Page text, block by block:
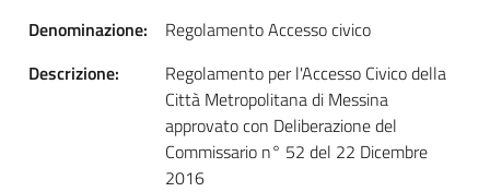
Denominazione:
Regolamento Accesso civico
Descrizione:
Regolamento per l'Accesso Civico della
Città Metropolitana di Messina
approvato con Deliberazione del
Commissario n° 52 del 22 Dicembre
2016